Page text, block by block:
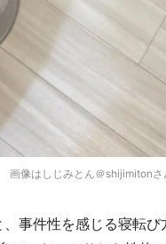
画像はしじみとん＠shijimiton
事件性を感じる寝転び